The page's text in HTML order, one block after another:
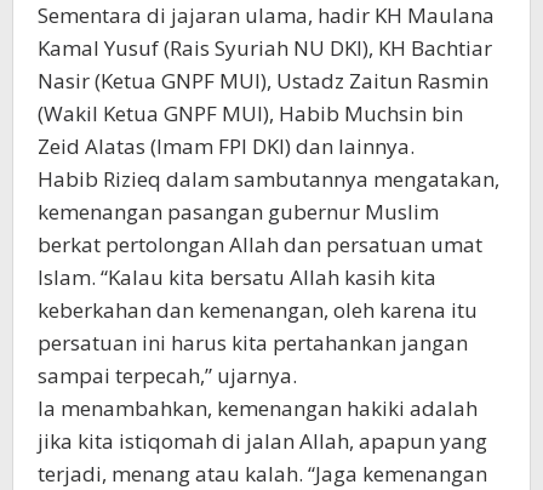
Sementara di jajaran ulama, hadir KH Maulana
Kamal Yusuf (Rais Syuriah NU DKI), KH Bachtiar
Nasir (Ketua GNPF MUI), Ustadz Zaitun Rasmin
(Wakil Ketua GNPF MUI), Habib Muchsin bin
Zeid Alatas (Imam FPI DKI) dan lainnya.
Habib Rizieq dalam sambutannya mengatakan,
kemenangan pasangan gubernur Muslim
berkat pertolongan Allah dan persatuan umat
Islam. “Kalau kita bersatu Allah kasih kita
keberkahan dan kemenangan, oleh karena itu
persatuan ini harus kita pertahankan jangan
sampai terpecah,” ujarnya.
Ia menambahkan, kemenangan hakiki adalah
jika kita istiqomah di jalan Allah, apapun yang
terjadi, menang atau kalah. “Jaga kemenangan